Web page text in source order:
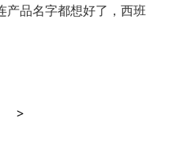
产品名字都想好了，西班
下
>